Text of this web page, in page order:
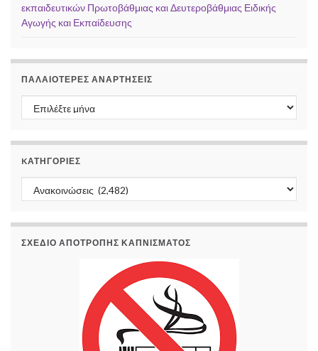
εκπαιδευτικών Πρωτοβάθμιας και Δευτεροβάθμιας Ειδικής
Αγωγής και Εκπαίδευσης
ΠΑΛΑΙΌΤΕΡΕΣ ΑΝΑΡΤΉΣΕΙΣ
Παλαιότερες αναρτήσεις
KΑΤΗΓΟΡΊΕΣ
Kατηγορίες
ΣΧΕΔΙΟ ΑΠΟΤΡΟΠΗΣ ΚΑΠΝΙΣΜΑΤΟΣ